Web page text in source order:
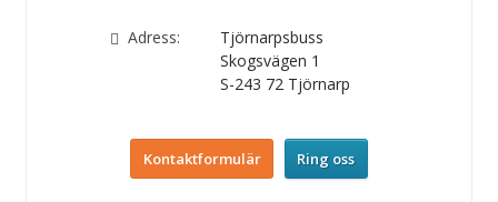
Adress:
Tjörnarpsbuss
Skogsvägen 1
S-243 72 Tjörnarp
Kontaktformulär Ring oss